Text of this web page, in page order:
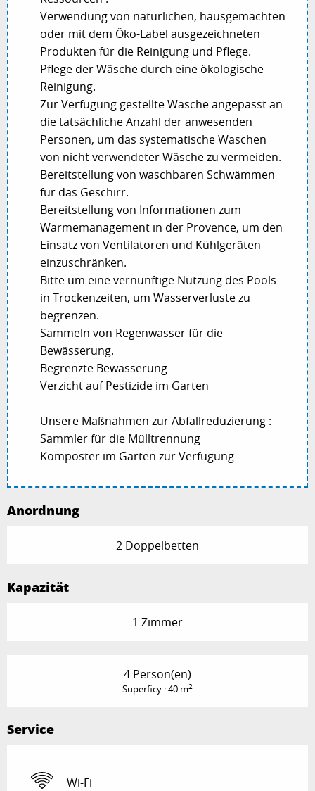
Verwendung von natürlichen, hausgemachten
oder mit dem Öko-Label ausgezeichneten
Produkten für die Reinigung und Pflege.
Pflege der Wäsche durch eine ökologische
Reinigung.
Zur Verfügung gestellte Wäsche angepasst an
die tatsächliche Anzahl der anwesenden
Personen, um das systematische Waschen
von nicht verwendeter Wäsche zu vermeiden.
Bereitstellung von waschbaren Schwämmen
für das Geschirr.
Bereitstellung von Informationen zum
Wärmemanagement in der Provence, um den
Einsatz von Ventilatoren und Kühlgeräten
einzuschränken.
Bitte um eine vernünftige Nutzung des Pools
in Trockenzeiten, um Wasserverluste zu
begrenzen.
Sammeln von Regenwasser für die
Bewässerung.
Begrenzte Bewässerung
Verzicht auf Pestizide im Garten
Unsere Maßnahmen zur Abfallreduzierung :
Sammler für die Mülltrennung
Komposter im Garten zur Verfügung
Anordnung
2 Doppelbetten
Kapazität
1 Zimmer
4 Person(en)
Superficy : 40 m2
Service
Wi-Fi